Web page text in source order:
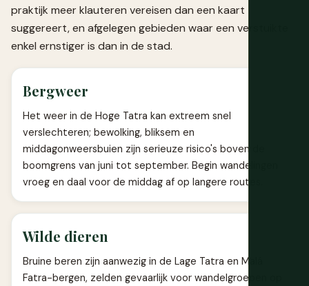
praktijk meer klauteren vereisen dan een kaart
suggereert, en afgelegen gebieden waar een verstuikte
enkel ernstiger is dan in de stad.
Bergweer
Het weer in de Hoge Tatra kan extreem snel
verslechteren; bewolking, bliksem en
middagonweersbuien zijn serieuze risico's boven de
boomgrens van juni tot september. Begin wandelingen
vroeg en daal voor de middag af op langere routes.
Wilde dieren
Bruine beren zijn aanwezig in de Lage Tatra en Malá
Fatra-bergen, zelden gevaarlijk voor wandelgroepen op